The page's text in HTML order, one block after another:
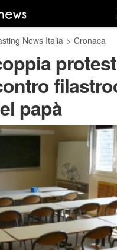
News Italia > Cronaca
papà